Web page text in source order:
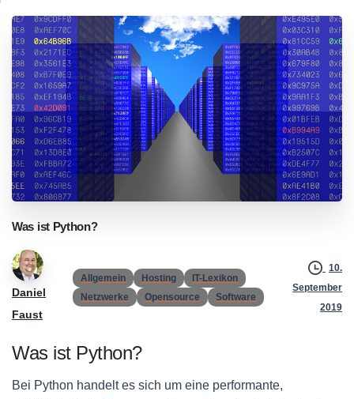
Was ist Python?
Daniel
Faust
Allgemein Hosting
IT-Lexikon
Netzwerke
Opensource Software
10.
September
2019
Was ist Python?
Bei Python handelt es sich um eine performante,